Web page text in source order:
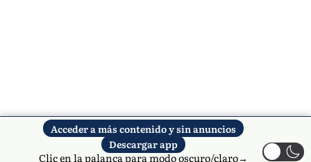
Acceder a más contenido y sin anuncios
Descargar app
Clic en la palanca para modo oscuro/claro→